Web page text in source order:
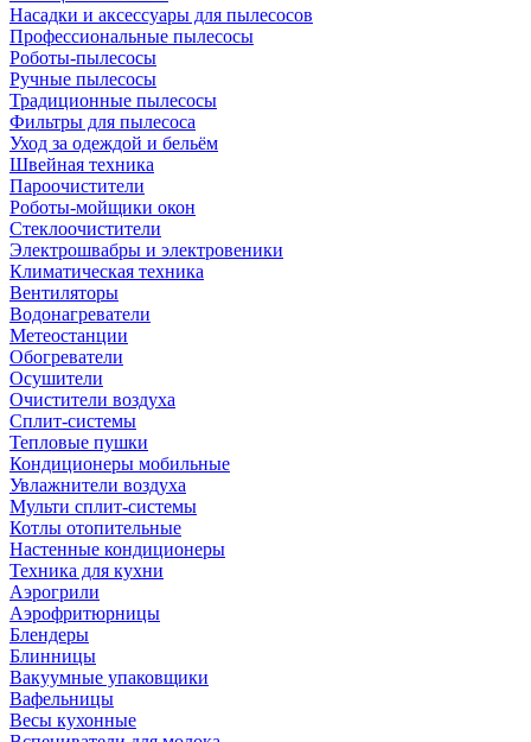
Насадки и аксессуары для пылесосов
Профессиональные пылесосы
Роботы-пылесосы
Ручные пылесосы
Традиционные пылесосы
Фильтры для пылесоса
Уход за одеждой и бельём
Швейная техника
Пароочистители
Роботы-мойщики окон
Стеклоочистители
Электрошвабры и электровеники
Климатическая техника
Вентиляторы
Водонагреватели
Метеостанции
Обогреватели
Осушители
Очистители воздуха
Сплит-системы
Тепловые пушки
Кондиционеры мобильные
Увлажнители воздуха
Мульти сплит-системы
Котлы отопительные
Настенные кондиционеры
Техника для кухни
Аэрогрили
Аэрофритюрницы
Блендеры
Блинницы
Вакуумные упаковщики
Вафельницы
Весы кухонные